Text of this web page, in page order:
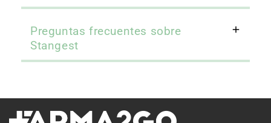
Preguntas frecuentes sobre
Stangest